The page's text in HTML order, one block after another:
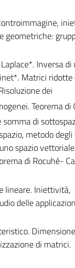
Inversa di
Matrici
dei
Teorema di
di
metodo
spazio
di Rocuhé-
lineare. Iniettività,
delle
di matrici.